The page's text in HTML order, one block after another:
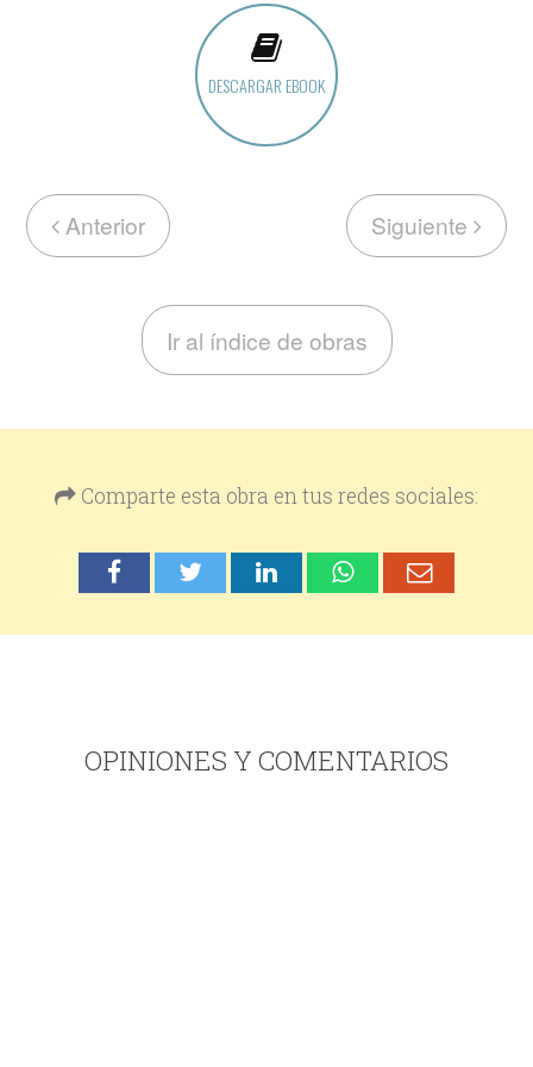
DESCARGAR EBOOK
Anterior Siguiente
Ir al índice de obras
Comparte esta obra en tus redes sociales:
OPINIONES Y COMENTARIOS